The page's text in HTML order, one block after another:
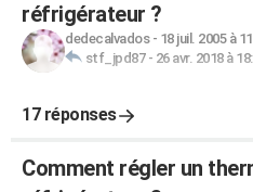
réfrigérateur ?
dedecalvados- 18 juil. 2005 à
stf_jpd87- 26 avr. 2018 à
17 réponses
Comment régler un